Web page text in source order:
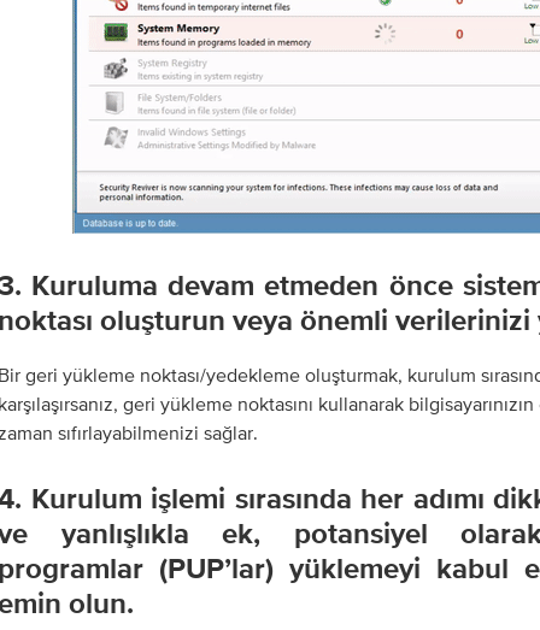
Kuruluma devam etmeden önce
oluşturun veya önemli verilerinizi
geri yükleme noktası/yedekleme oluşturmak, kurulum
geri yükleme noktasını kullanarak
sıfırlayabilmenizi sağlar.
Kurulum işlemi sırasında her adımı
yanlışlıkla ek, potansiyel
(PUP’lar) yüklemeyi kabul
olun.